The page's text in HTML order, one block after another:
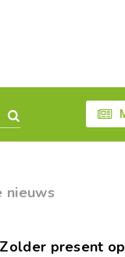
nieuws
present